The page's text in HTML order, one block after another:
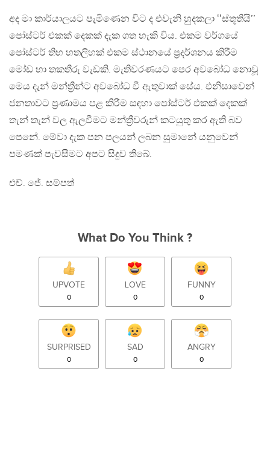
අද මා කාර්යාලයට පැමිණෙන විට ද එවැනි හුදකලා ‛‛ස්තූතියි’’
පෝස්ටර් එකක් දෙකක් දැක ගත හැකි විය. එකම වර්ගයේ
පෝස්ටර් තිහ හතලිහක් එකම ස්ථානයේ ප්‍රදර්ශනය කිරීම
මෝඩ හා තකතීරු වැඩකි. මැතිවරණයට පෙර අවබෝධ නොවූ
මෙය දැන් මන්ත්‍රීන්ට අවබෝධ වී ඇතුවාක් සේය. එනිසාවෙන්
ජනතාවට ප්‍රණාමය පළ කිරීම සඳහා පෝස්ටර් එකක් දෙකක්
තැන් තැන් වල ඇලවීමට මන්ත්‍රීවරුන් කටයුතු කර ඇති බව
පෙනේ. මේවා දැක පන පලයන් ලබන සුමානේ යනුවෙන්
පමණක් පැවසීමට අපට සිදුව තිබේ.
එච්. ජේ. සම්පත්
What Do You Think ?
UPVOTE
0
LOVE
0
FUNNY
0
SURPRISED
0
SAD
0
ANGRY
0